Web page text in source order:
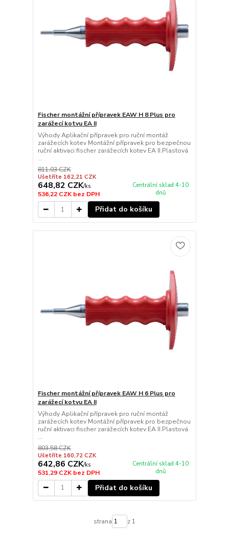
Fischer montážní přípravek EAW H 8 Plus pro
zarážecí kotvu EA II
Výhody Aplikační přípravek pro ruční montáž
zarážecích kotev Montážní přípravek pro bezpečnou
ruční aktivaci fischer zarážecích kotev EA II.Plastová
...
811,03 CZK
Ušetříte 162,21 CZK
648,82 CZK/ks
536,22 CZKbez DPH
Centrální sklad 4-10
dnů
Přidat do košíku
Fischer montážní přípravek EAW H 6 Plus pro
zarážecí kotvu EA II
Výhody Aplikační přípravek pro ruční montáž
zarážecích kotev Montážní přípravek pro bezpečnou
ruční aktivaci fischer zarážecích kotev EA II.Plastová
...
803,58 CZK
Ušetříte 160,72 CZK
642,86 CZK/ks
531,29 CZKbez DPH
Centrální sklad 4-10
dnů
Přidat do košíku
strana z 1